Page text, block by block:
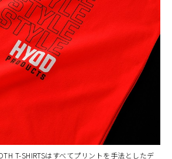
T-SHIRTSはすべてプリントを手法としたデ
RED
L
¥6,160(税込)
カートに入れる
WHITE
¥6,160 (税込)